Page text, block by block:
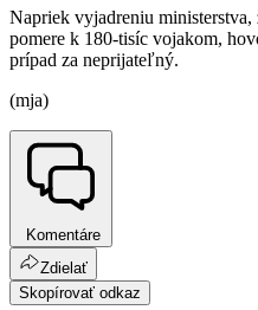
Napriek vyjadreniu
pomere k 180-tisíc vojakom,
prípad za neprijateľný.
(mja)
Komentáre
Zdielať
Skopírovať odkaz